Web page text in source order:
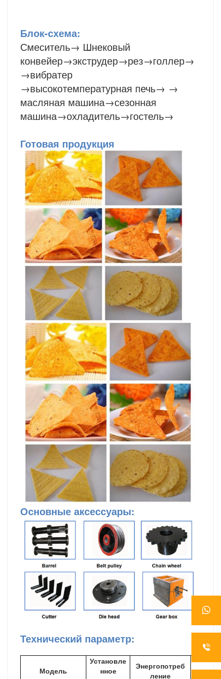
Блок-схема:
Смеситель→ Шнековый
конвейер→экструдер→рез→голлер→
→вибратер
→высокотемпературная печь→ →
масляная машина→сезонная
машина→охладитель→гостель→
Готовая продукция
Основные аксессуары:
Технический параметр:
Модель
Установле
нное
Энергопотреб
ление